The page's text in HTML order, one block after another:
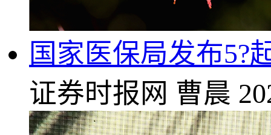
国家医保局发布5?
证券时报网 曹晨